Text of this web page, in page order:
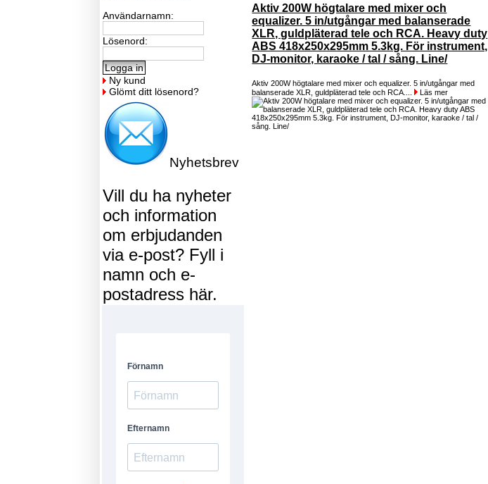
Användarnamn:
Lösenord:
Ny kund
Glömt ditt lösenord?
Nyhetsbrev
Vill du ha nyheter
och information
om erbjudanden
via e-post? Fyll i
namn och e-
postadress här.
Aktiv 200W högtalare med mixer och
equalizer. 5 in/utgångar med balanserade
XLR, guldpläterad tele och RCA. Heavy duty
ABS 418x250x295mm 5.3kg. För instrument,
DJ-monitor, karaoke / tal / sång. Line/
Aktiv 200W högtalare med mixer och equalizer. 5 in/utgångar med
balanserade XLR, guldpläterad tele och RCA....
Läs mer